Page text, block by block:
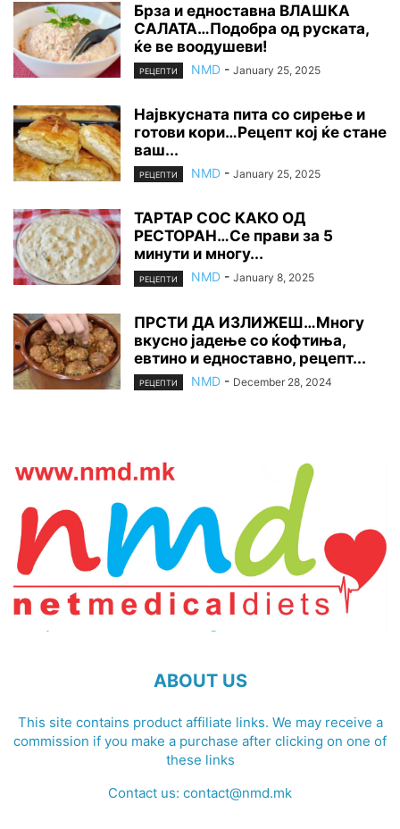
Брза и едноставна ВЛАШКА
САЛАТА…Подобра од руската,
ќе ве воодушеви!
РЕЦЕПТИ NMD - January 25, 2025
Највкусната пита со сирење и
готови кори…Рецепт кој ќе стане
ваш...
РЕЦЕПТИ NMD - January 25, 2025
ТАРТАР СОС КАКО ОД
РЕСТОРАН…Се прави за 5
минути и многу...
РЕЦЕПТИ NMD - January 8, 2025
ПРСТИ ДА ИЗЛИЖЕШ…Многу
вкусно јадење со ќофтиња,
евтино и едноставно, рецепт...
РЕЦЕПТИ NMD - December 28, 2024
ABOUT US
This site contains product affiliate links. We may receive a
commission if you make a purchase after clicking on one of
these links
Contact us: contact@nmd.mk